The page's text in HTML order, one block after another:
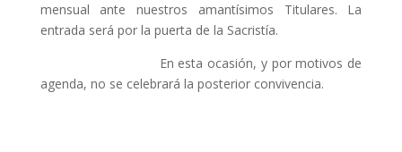
mensual ante nuestros amantísimos Titulares. La
entrada será por la puerta de la Sacristía.
En esta ocasión, y por motivos de
agenda, no se celebrará la posterior convivencia.